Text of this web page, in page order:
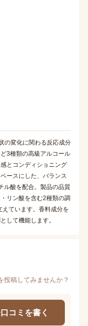
の変化に関わる反応成分
3種類の高級アルコール
とコンディショニング
ースにした、バランス
ル酸を配合。製品の品質
リン酸を含む2種類の調
ています。香料成分を
して機能します。
投稿してみませんか？
口コミを書く